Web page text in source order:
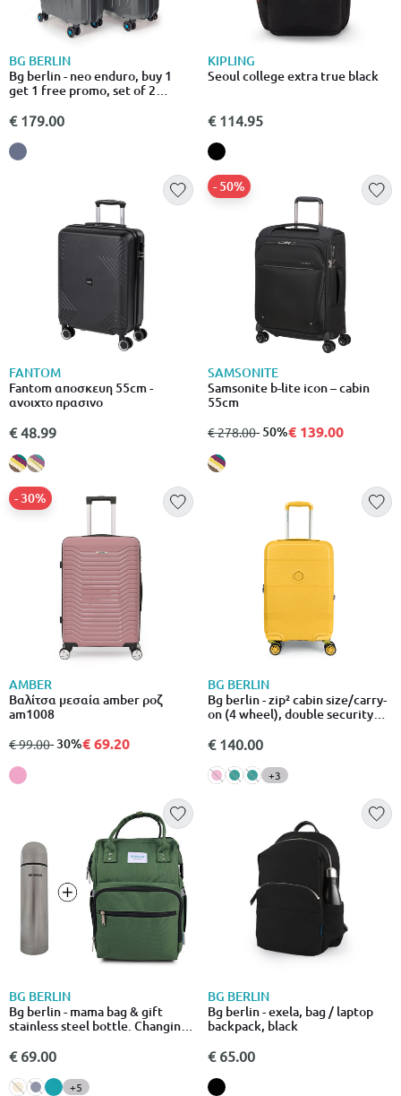
BG BERLIN
Bg berlin - neo enduro, buy 1
get 1 free promo, set of 2
€ 179.00
KIPLING
Seoul college extra true black
€ 114.95
FANTOM
Fantom αποσκευη 55cm -
ανοιχτο πρασινο
€ 48.99
SAMSONITE
Samsonite b-lite icon – cabin
55cm
από
€ 278.00σε
- 50%
- 50%€ 139.00
AMBER
Βαλίτσα μεσαία amber ροζ
am1008
από
€ 99.00σε
- 30%
- 30%€ 69.20
BG BERLIN
Bg berlin - zip² cabin size/carry-
on (4 wheel), double security
suitcase
€ 140.00
+3
BG BERLIN
Bg berlin - mama bag & gift
stainless steel bottle. Changing
€ 69.00
+5
BG BERLIN
Bg berlin - exela, bag / laptop
backpack, black
€ 65.00